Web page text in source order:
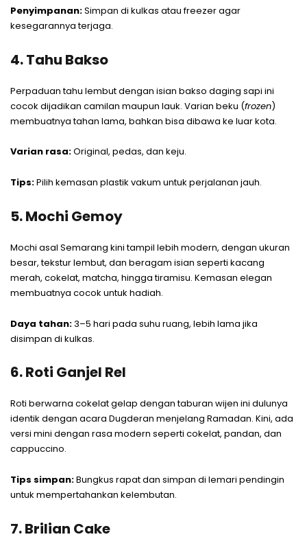
Penyimpanan:Simpan di kulkas atau freezer agar
kesegarannya terjaga.
4. Tahu Bakso
Perpaduan tahu lembut dengan isian bakso daging sapi ini
cocok dijadikan camilan maupun lauk. Varian beku (frozen)
membuatnya tahan lama, bahkan bisa dibawa ke luar kota.
Varian rasa:Original, pedas, dan keju.
Tips:Pilih kemasan plastik vakum untuk perjalanan jauh.
5. Mochi Gemoy
Mochi asal Semarang kini tampil lebih modern, dengan ukuran
besar, tekstur lembut, dan beragam isian seperti kacang
merah, cokelat, matcha, hingga tiramisu. Kemasan elegan
membuatnya cocok untuk hadiah.
Daya tahan:3–5 hari pada suhu ruang, lebih lama jika
disimpan di kulkas.
6. Roti Ganjel Rel
Roti berwarna cokelat gelap dengan taburan wijen ini dulunya
identik dengan acara Dugderan menjelang Ramadan. Kini, ada
versi mini dengan rasa modern seperti cokelat, pandan, dan
cappuccino.
Tips simpan:Bungkus rapat dan simpan di lemari pendingin
untuk mempertahankan kelembutan.
7. Brilian Cake